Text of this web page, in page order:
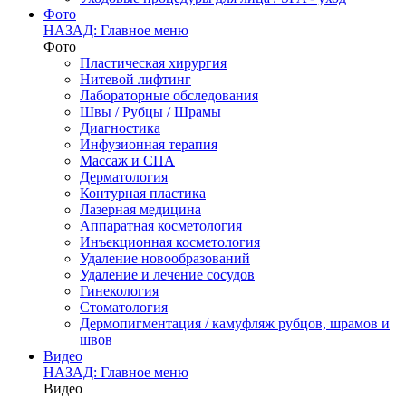
Фото
НАЗАД: Главное меню
Фото
Пластическая хирургия
Нитевой лифтинг
Лабораторные обследования
Швы / Рубцы / Шрамы
Диагностика
Инфузионная терапия
Массаж и СПА
Дерматология
Контурная пластика
Лазерная медицина
Аппаратная косметология
Инъекционная косметология
Удаление новообразований
Удаление и лечение сосудов
Гинекология
Стоматология
Дермопигментация / камуфляж рубцов, шрамов и
швов
Видео
НАЗАД: Главное меню
Видео